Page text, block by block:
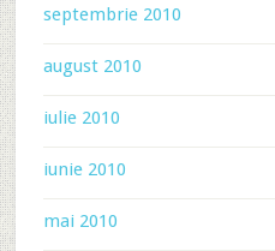
septembrie 2010
august 2010
iulie 2010
iunie 2010
mai 2010